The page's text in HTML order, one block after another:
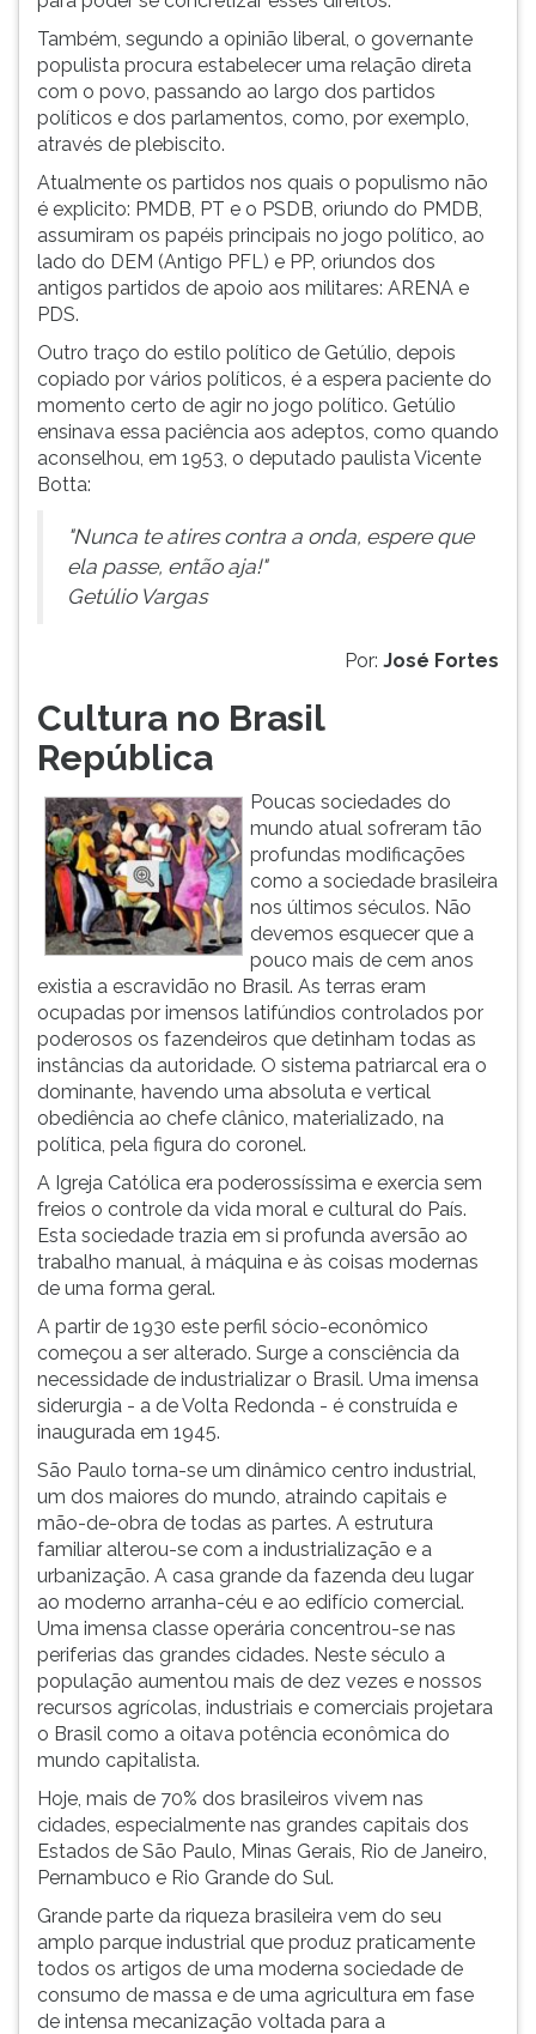
Também, segundo a opinião liberal, o governante
populista procura estabelecer uma relação direta
com o povo, passando ao largo dos partidos
políticos e dos parlamentos, como, por exemplo,
através de plebiscito.
Atualmente os partidos nos quais o populismo não
é explicito: PMDB, PT e o PSDB, oriundo do PMDB,
assumiram os papéis principais no jogo político, ao
lado do DEM (Antigo PFL) e PP, oriundos dos
antigos partidos de apoio aos militares: ARENA e
PDS.
Outro traço do estilo político de Getúlio, depois
copiado por vários políticos, é a espera paciente do
momento certo de agir no jogo político. Getúlio
ensinava essa paciência aos adeptos, como quando
aconselhou, em 1953, o deputado paulista Vicente
Botta:
"Nunca te atires contra a onda, espere que
ela passe, então aja!"
Getúlio Vargas
Por: José Fortes
Cultura no Brasil
República
Poucas sociedades do
mundo atual sofreram tão
profundas modificações
como a sociedade brasileira
nos últimos séculos. Não
devemos esquecer que a
pouco mais de cem anos
existia a escravidão no Brasil. As terras eram
ocupadas por imensos latifúndios controlados por
poderosos os fazendeiros que detinham todas as
instâncias da autoridade. O sistema patriarcal era o
dominante, havendo uma absoluta e vertical
obediência ao chefe clânico, materializado, na
política, pela figura do coronel.
A Igreja Católica era poderossíssima e exercia sem
freios o controle da vida moral e cultural do País.
Esta sociedade trazia em si profunda aversão ao
trabalho manual, à máquina e às coisas modernas
de uma forma geral.
A partir de 1930 este perfil sócio-econômico
começou a ser alterado. Surge a consciência da
necessidade de industrializar o Brasil. Uma imensa
siderurgia - a de Volta Redonda - é construída e
inaugurada em 1945.
São Paulo torna-se um dinâmico centro industrial,
um dos maiores do mundo, atraindo capitais e
mão-de-obra de todas as partes. A estrutura
familiar alterou-se com a industrialização e a
urbanização. A casa grande da fazenda deu lugar
ao moderno arranha-céu e ao edifício comercial.
Uma imensa classe operária concentrou-se nas
periferias das grandes cidades. Neste século a
população aumentou mais de dez vezes e nossos
recursos agrícolas, industriais e comerciais projetara
o Brasil como a oitava potência econômica do
mundo capitalista.
Hoje, mais de 70% dos brasileiros vivem nas
cidades, especialmente nas grandes capitais dos
Estados de São Paulo, Minas Gerais, Rio de Janeiro,
Pernambuco e Rio Grande do Sul.
Grande parte da riqueza brasileira vem do seu
amplo parque industrial que produz praticamente
todos os artigos de uma moderna sociedade de
consumo de massa e de uma agricultura em fase
de intensa mecanização voltada para a